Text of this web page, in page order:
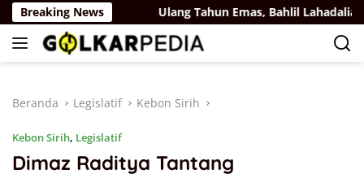
Langsung
ke
konten
Breaking News
Rus Ulang Tahun Emas, Bahlil Lahadalia
Beranda Legislatif Kebon Sirih
Kebon Sirih, Legislatif
Dimaz Raditya Tantang